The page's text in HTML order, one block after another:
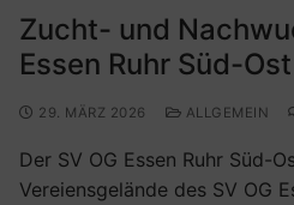
Zucht- und
Essen Ruhr Süd-
29. MÄRZ 2026 ALLGEMEIN
Der SV OG Essen Ruhr Süd-
Vereiensgelände des SV OG